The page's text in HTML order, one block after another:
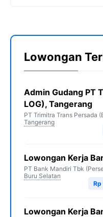
Lowongan
Admin Gudang PT
LOG), Tangerang
PT Trimitra Trans Persada
Tangerang
Lowongan Kerja
PT Bank Mandiri Tbk
Buru Selatan
Lowongan Kerja